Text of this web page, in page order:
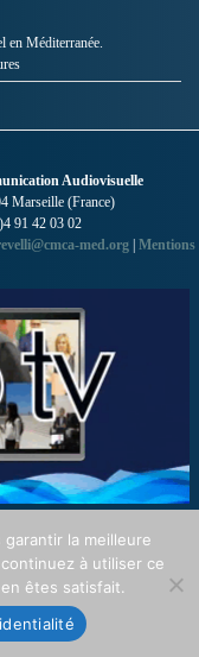
en Méditerranée.
Audiovisuelle
Marseille (France)
91 42 03 02
med.org Mentions
la meilleure
à utiliser ce
êtes satisfait.